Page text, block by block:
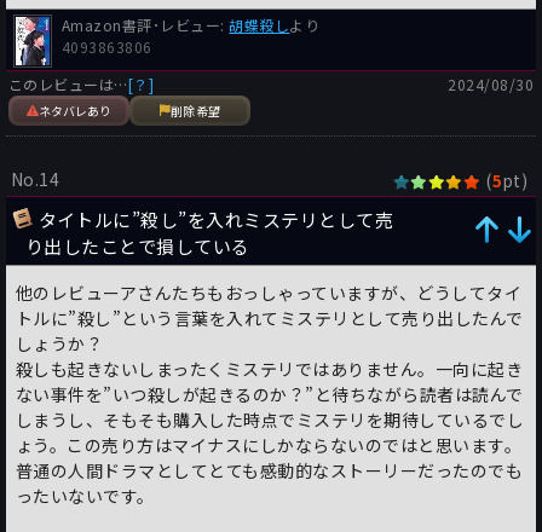
Amazon書評･レビュー:胡蝶殺しより
4093863806
このレビューは…[？]
ネタバレあり 削除希望
2024/08/30
No.14 (5pt)
タイトルに”殺し”を入れミステリとして売
り出したことで損している
他のレビューアさんたちもおっしゃっていますが、どうしてタイ
トルに”殺し”という言葉を入れてミステリとして売り出したんで
しょうか？
殺しも起きないしまったくミステリではありません。一向に起き
ない事件を”いつ殺しが起きるのか？”と待ちながら読者は読んで
しまうし、そもそも購入した時点でミステリを期待しているでし
ょう。この売り方はマイナスにしかならないのではと思います。
普通の人間ドラマとしてとても感動的なストーリーだったのでも
ったいないです。